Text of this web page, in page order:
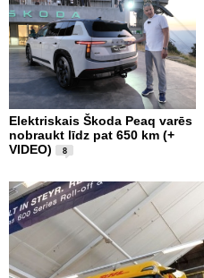
Elektriskais Škoda Peaq varēs
nobraukt līdz pat 650 km (+
VIDEO)
8